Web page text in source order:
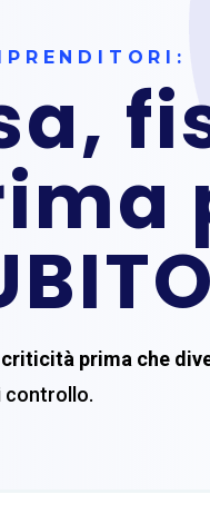
prima che
controllo.